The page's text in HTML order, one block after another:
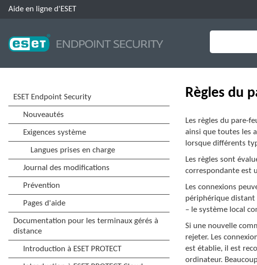
Aide en ligne d'ESET
Règles du
Les règles du pare-
ainsi que toutes les
lorsque différents
Les règles sont
correspondante est
Les connexions
périphérique distant
– le système local
Si une nouvelle
rejeter. Les
est établie, il est
ordinateur.